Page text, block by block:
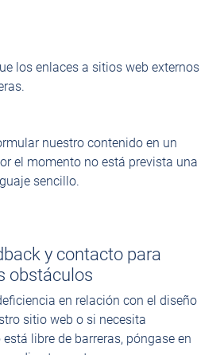
los enlaces a sitios web externos
nuestro contenido en un
el momento no está prevista una
sencillo.
y contacto para
obstáculos
en relación con el diseño
sitio web o si necesita
libre de barreras, póngase en